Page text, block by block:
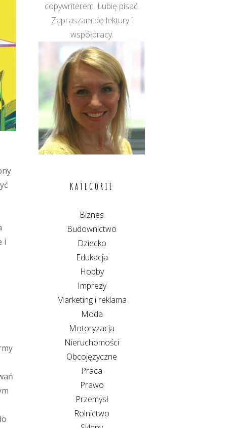
i
copywriterem. Lubię pisać.
Zapraszam do lektury i
współpracy.
KATEGORIE
Biznes
Budownictwo
Dziecko
Edukacja
Hobby
Imprezy
Marketing i reklama
Moda
Motoryzacja
Nieruchomości
Obcojęzyczne
Praca
Prawo
Przemysł
Rolnictwo